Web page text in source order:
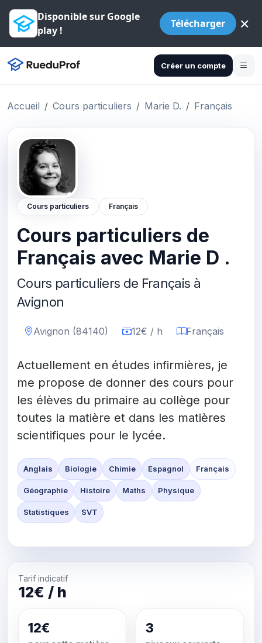
Disponible sur Google
play !
Télécharger ×
Créer un compte
Accueil Cours particuliers Marie D. Français
Cours particuliers Français
Cours particuliers de
Français avec Marie D .
Cours particuliers de Français à
Avignon
Avignon (84140) 12€ / h Français
Actuellement en études infirmières, je
me propose de donner des cours pour
les élèves du primaire au collège pour
toutes la matière et dans les matières
scientifiques pour le lycée.
Anglais Biologie Chimie Espagnol Français
Géographie Histoire Maths Physique
Statistiques SVT
Tarif indicatif
12€ / h
12€ 3